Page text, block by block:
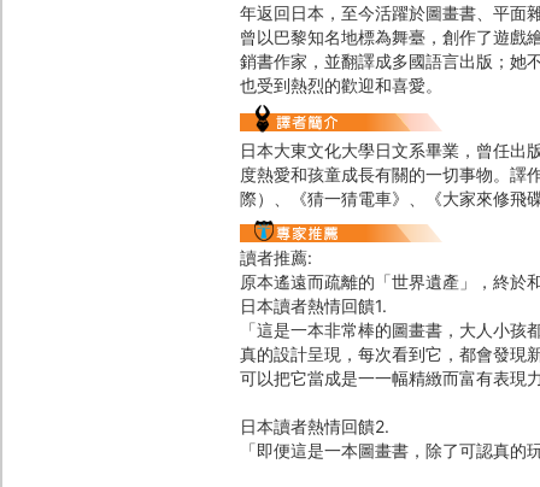
年返回日本，至今活躍於圖畫書、平面
曾以巴黎知名地標為舞臺，創作了遊戲
銷書作家，並翻譯成多國語言出版；她
也受到熱烈的歡迎和喜愛。
日本大東文化大學日文系畢業，曾任出
度熱愛和孩童成長有關的一切事物。譯
際）、《猜一猜電車》、《大家來修飛
讀者推薦:
原本遙遠而疏離的「世界遺產」，終於
日本讀者熱情回饋1.
「這是一本非常棒的圖畫書，大人小
真的設計呈現，每次看到它，都會發現
可以把它當成是一一幅精緻而富有表現
日本讀者熱情回饋2.
「即便這是一本圖畫書，除了可認真